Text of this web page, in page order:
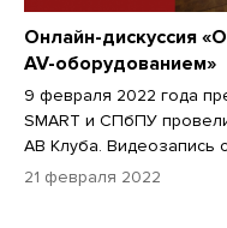
Онлайн-дискуссия
AV-оборудованием»
9 февраля 2022 года
SMART и СПбПУ
АВ Клуба. Видеозапись
21 февраля 2022